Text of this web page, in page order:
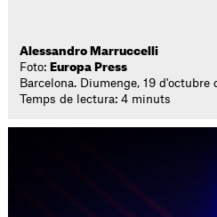
Alessandro Marruccelli
Foto: Europa Press
Barcelona. Diumenge, 19 d'octubre
Temps de lectura: 4 minuts